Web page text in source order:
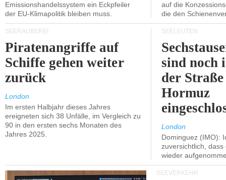
Emissionshandelssystem ein Eckpfeiler
der EU-Klimapolitik bleiben muss.
auf die
die den
SEERÄUBEREI
Piratenangriffe auf
Schiffe gehen weiter
zurück
London
Im ersten Halbjahr dieses Jahres
ereigneten sich 38 Unfälle, im Vergleich zu
90 in den ersten sechs Monaten des
Jahres 2025.
SEELEUTEN
sind noch
der
Hormuz
London
Dominguez (IMO):
zuversichtlich,
wieder
SEEVERKEHR